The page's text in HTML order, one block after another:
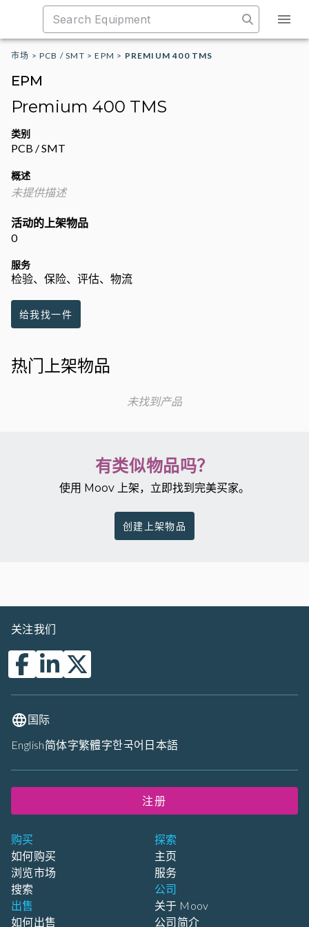
市场 >PCB / SMT >EPM > PREMIUM 400 TMS
EPM
Premium 400 TMS
类别
PCB / SMT
概述
未提供描述
活动的上架物品
0
服务
检验、保险、评估、物流
给我找一件
热门上架物品
未找到产品
有类似物品吗？
使用 Moov 上架，立即找到完美买家。
创建上架物品
购买
如何购买
浏览市场
搜索
出售
如何出售
探索
主页
服务
公司
关于 Moov
公司简介
关注我们
国际
English简体字繁體字한국어 日本語
注册